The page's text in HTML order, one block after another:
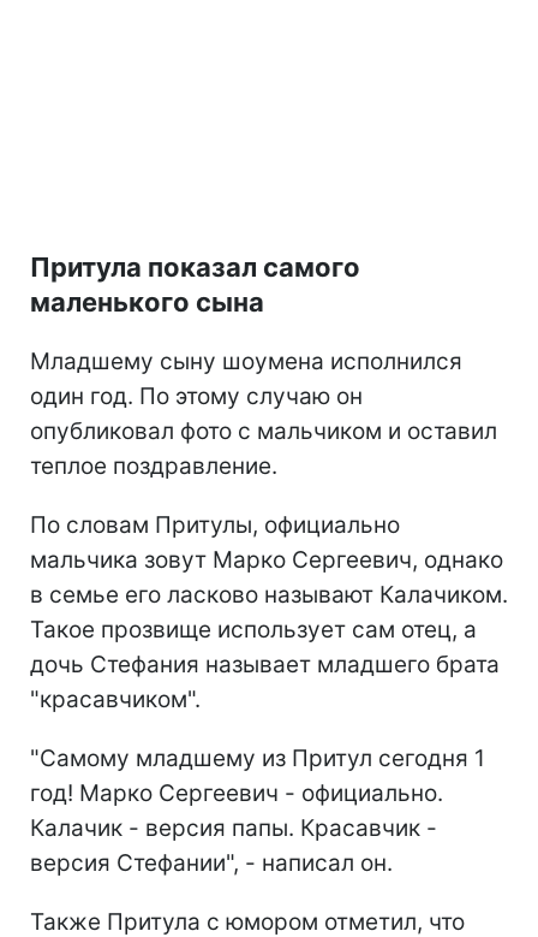
Притула показал самого
маленького сына
Младшему сыну шоумена исполнился
один год. По этому случаю он
опубликовал фото с мальчиком и оставил
теплое поздравление.
По словам Притулы, официально
мальчика зовут Марко Сергеевич, однако
в семье его ласково называют Калачиком.
Такое прозвище использует сам отец, а
дочь Стефания называет младшего брата
"красавчиком".
"Самому младшему из Притул сегодня 1
год! Марко Сергеевич - официально.
Калачик - версия папы. Красавчик -
версия Стефании", - написал он.
Также Притула с юмором отметил, что